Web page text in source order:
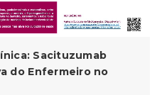
Sacituzumab
do Enfermeiro no